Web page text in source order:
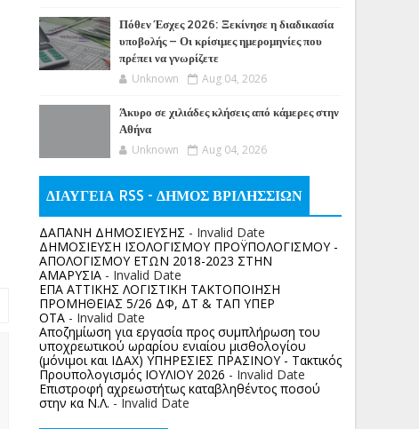
Πόθεν Έσχες 2026: Ξεκίνησε η διαδικασία
υποβολής – Οι κρίσιμες ημερομηνίες που
πρέπει να γνωρίζετε
Unknown Aug 04, 2026
Άκυρο σε χιλιάδες κλήσεις από κάμερες στην
Αθήνα
Unknown Aug 04, 2026
ΔΙΑΥΓΕΙΑ RSS - ΔΗΜΟΣ ΒΡΙΛΗΣΣΙΩΝ
ΔΑΠΑΝΗ ΔΗΜΟΣΙΕΥΣΗΣ - Invalid Date
ΔΗΜΟΣΙΕΥΣΗ ΙΣΟΛΟΓΙΣΜΟΥ ΠΡΟΫΠΟΛΟΓΙΣΜΟΥ -
ΑΠΟΛΟΓΙΣΜΟΥ ΕΤΩΝ 2018-2023 ΣΤΗΝ
ΑΜΑΡΥΣΙΑ - Invalid Date
ΕΠΑ ΑΤΤΙΚΗΣ ΛΟΓΙΣΤΙΚΗ ΤΑΚΤΟΠΟΙΗΣΗ
ΠΡΟΜΗΘΕΙΑΣ 5/26 ΔΦ, ΔΤ & ΤΑΠ ΥΠΕΡ
ΟΤΑ - Invalid Date
Αποζημίωση για εργασία προς συμπλήρωση του
υποχρεωτικού ωραρίου ενιαίου μισθολογίου
(μόνιμοι και ΙΔΑΧ) ΥΠΗΡΕΣΙΕΣ ΠΡΑΣΙΝΟΥ - Τακτικός
Προυπολογισμός ΙΟΥΛΙΟΥ 2026 - Invalid Date
Επιστροφή αχρεωστήτως καταβληθέντος ποσoύ
στην κα Ν.Λ. - Invalid Date